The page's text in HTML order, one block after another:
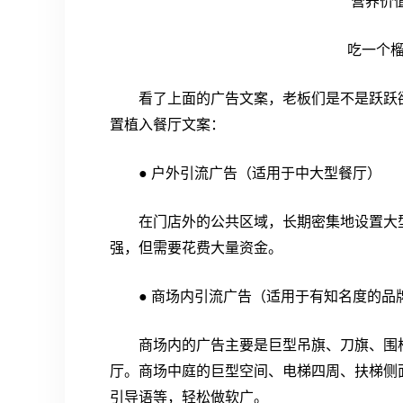
吃一个
看了上面的广告文案，老板们是不是跃
置植入餐厅文案：
● 户外引流广告（适用于中大型餐厅）
在门店外的公共区域，长期密集地设置
强，但需要花费大量资金。
● 商场内引流广告（适用于有知名度的品
商场内的广告主要是巨型吊旗、刀旗、
厅。商场中庭的巨型空间、电梯四周、扶梯
引导语等，轻松做软广。